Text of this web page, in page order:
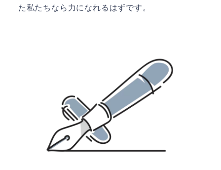
た私たちなら力になれるはずです。